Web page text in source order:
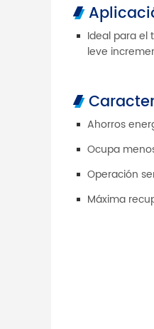
Ideal para el
leve
Ahorros
Ocupa
Operación
Máxima